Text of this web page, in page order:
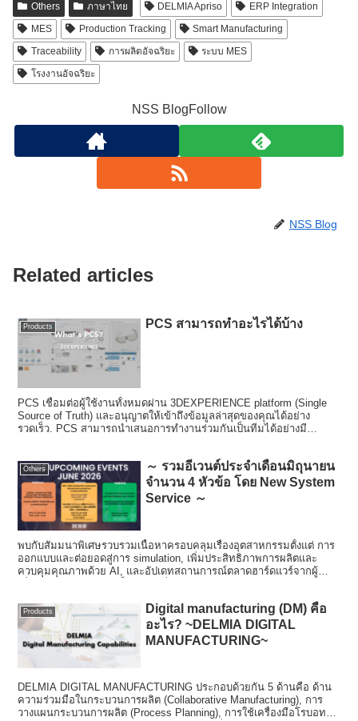
Others ภาษาไทย DELMIA Apriso
ERP Integration
MES
Production Tracking
Smart Manufacturing
Traceability
การผลิตอัจฉริยะ
ระบบ MES
โรงงานอัจฉริยะ
NSS BlogFollow
NSS Blog
Related articles
Products PCS สามารถทำอะไรได้บ้าง
PCS เชื่อมต่อผู้ใช้งานทั้งหมดผ่าน 3DEXPERIENCE platform (Single
Source of Truth) และอนุญาตให้เข้าถึงข้อมูลล่าสุดของคุณได้อย่าง
รวดเร็ว. PCS สามารถนำเสนอการทำงานร่วมกันเป็นทีมได้อย่างมี
Others
～ รวมอีเวนต์ประจำเดือนมิถุนายน
จำนวน 4 หัวข้อ โดย New System
Service ～
พบกับสัมมนาพิเศษรวบรวมเนื้อหาครอบคลุมเรื่องอุตสาหกรรมตั้งแต่ การ
ออกแบบและต่อยอดสู่การ simulation, เพิ่มประสิทธิภาพการผลิตและ
ควบคุมคุณภาพด้วย AI, และอัปเดทสถานการณ์ตลาดฮาร์ดแวร์จากผู้
Products
Digital manufacturing (DM) คือ
อะไร? ~DELMIA DIGITAL
MANUFACTURING~
DELMIA DIGITAL MANUFACTURING ประกอบด้วยกัน 5 ด้านคือ ด้าน
ความร่วมมือในกระบวนการผลิต (Collaborative Manufacturing), การ
วางแผนกระบวนการผลิต (Process Planning), การใช้เครื่องมือโรบอทส์